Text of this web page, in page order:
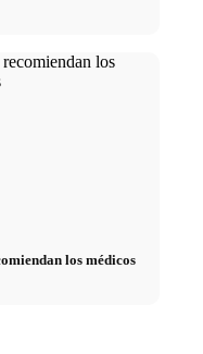
los médicos